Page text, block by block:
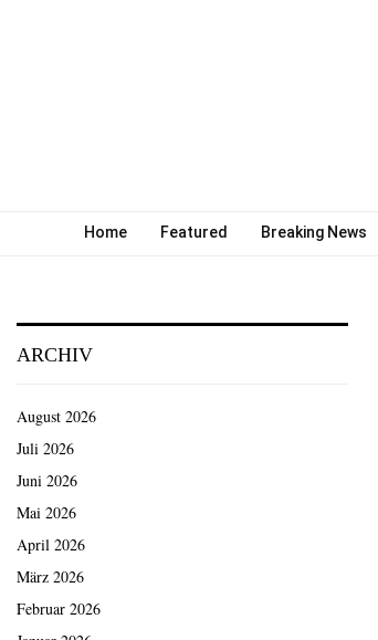
Home Featured Breaking News
ARCHIV
August 2026
Juli 2026
Juni 2026
Mai 2026
April 2026
März 2026
Februar 2026